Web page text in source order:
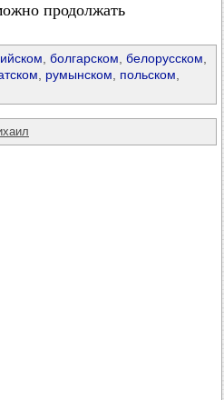
продолжать
болгарском белорусском
румынском польском